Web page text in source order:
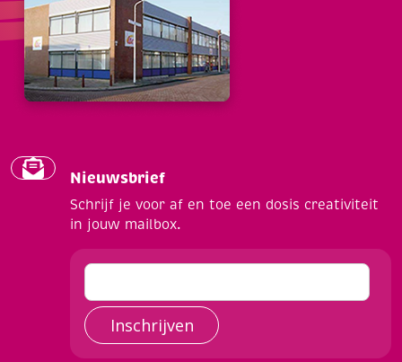
Nieuwsbrief
Schrijf je voor af en toe een dosis creativiteit
in jouw mailbox.
Inschrijven